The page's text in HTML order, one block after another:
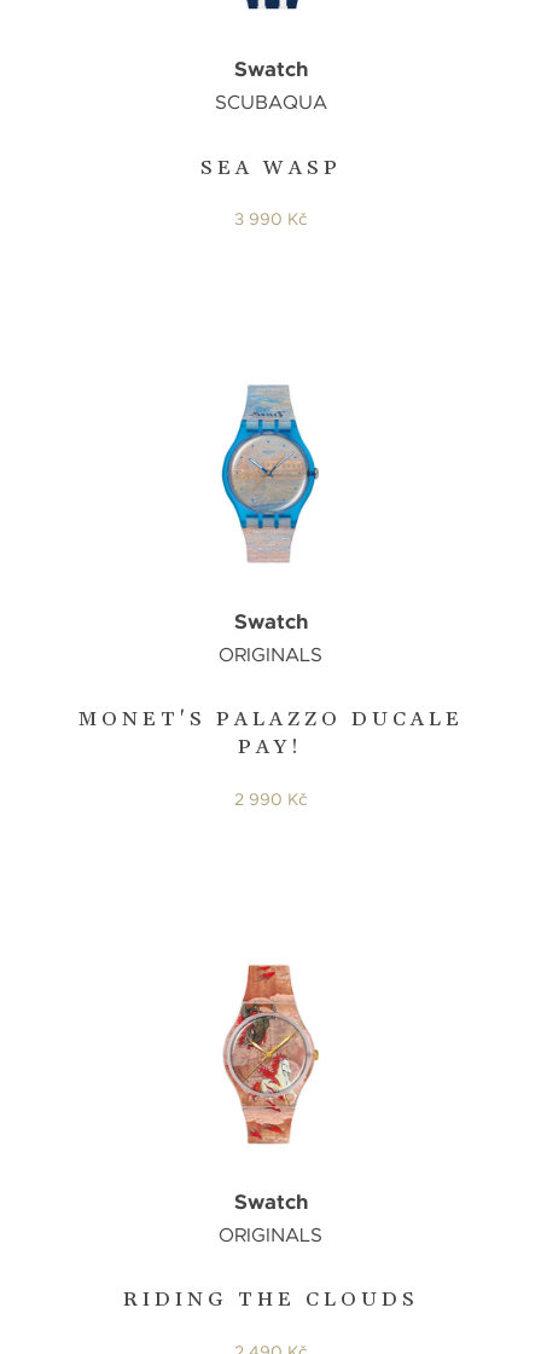
SEA WASP
Swatch
SCUBAQUA
3 990 Kč
MONET'S PALAZZO DUCALE
PAY!
Swatch
ORIGINALS
2 990 Kč
RIDING THE CLOUDS
Swatch
ORIGINALS